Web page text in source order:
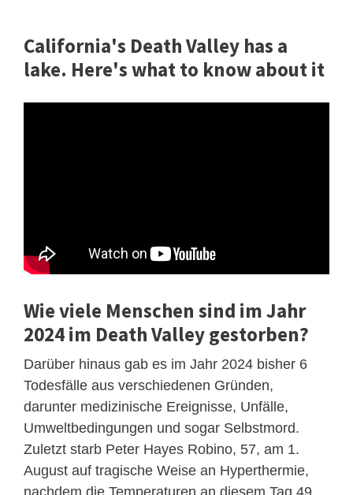
California's Death Valley has a
lake. Here's what to know about it
Wie viele Menschen sind im Jahr
2024 im Death Valley gestorben?
Darüber hinaus gab es im Jahr 2024 bisher 6
Todesfälle aus verschiedenen Gründen,
darunter medizinische Ereignisse, Unfälle,
Umweltbedingungen und sogar Selbstmord.
Zuletzt starb Peter Hayes Robino, 57, am 1.
August auf tragische Weise an Hyperthermie,
nachdem die Temperaturen an diesem Tag 49